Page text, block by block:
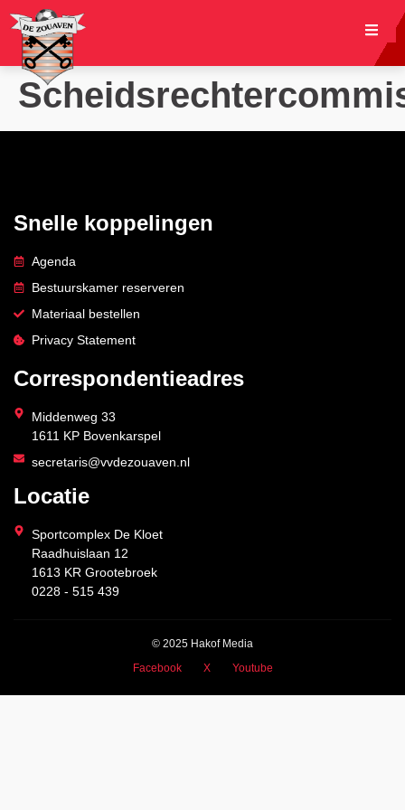
Snelle koppelingen
Agenda
Bestuurskamer reserveren
Materiaal bestellen
Privacy Statement
Correspondentieadres
Middenweg 33
1611 KP Bovenkarspel
secretaris@vvdezouaven.nl
Locatie
Sportcomplex De Kloet
Raadhuislaan 12
1613 KR Grootebroek
0228 - 515 439
© 2025 Hakof Media
Facebook
X Youtube